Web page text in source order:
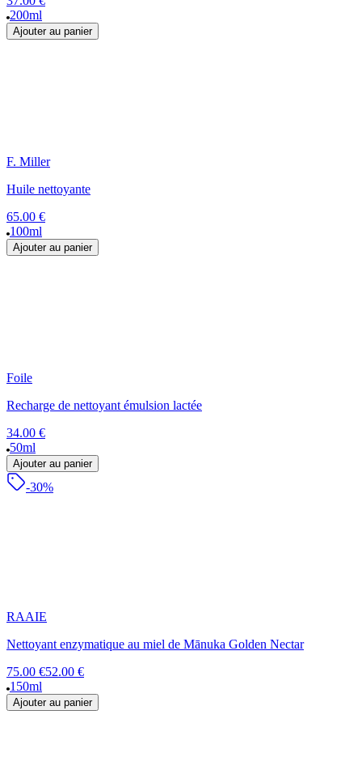
200ml
Ajouter au panier
F. Miller
Huile nettoyante
65.00 €
100ml
Ajouter au panier
Foile
Recharge de nettoyant émulsion lactée
34.00 €
50ml
Ajouter au panier
-30%
RAAIE
Nettoyant enzymatique au miel de Mānuka Golden Nectar
75.00 €52.00 €
150ml
Ajouter au panier